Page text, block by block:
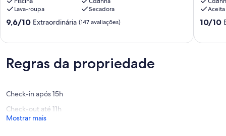
Guarujá
SP.
Conforto
garantidos!
Jardim
Marias
Lava-roupa
Secadora
9.6
(147
avaliações)
9,6/10 Extraordinária (147 avaliações)
Cable
TV,
Wi-
10.0
10/10
Regras da propriedade
Check-in após 15h
Check-out até 11h
Mostrar mais